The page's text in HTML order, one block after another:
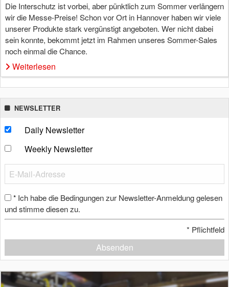
Die Interschutz ist vorbei, aber pünktlich zum Sommer verlängern
wir die Messe-Preise! Schon vor Ort in Hannover haben wir viele
unserer Produkte stark vergünstigt angeboten. Wer nicht dabei
sein konnte, bekommt jetzt im Rahmen unseres Sommer-Sales
noch einmal die Chance.
Weiterlesen
NEWSLETTER
Daily Newsletter
Weekly Newsletter
* Ich habe die Bedingungen zur Newsletter-Anmeldung gelesen
und stimme diesen zu.
* Pflichtfeld
Absenden